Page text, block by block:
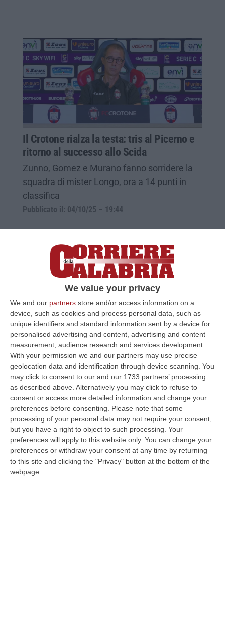
We value your privacy
We and our partners store and/or access information on a
device, such as cookies and process personal data, such as
unique identifiers and standard information sent by a device for
personalised advertising and content, advertising and content
measurement, audience research and services development.
With your permission we and our partners may use precise
geolocation data and identification through device scanning. You
may click to consent to our and our 1733 partners’ processing
as described above. Alternatively you may click to refuse to
consent or access more detailed information and change your
preferences before consenting.
Please note that some
processing of your personal data may not require your consent,
but you have a right to object to such processing. Your
preferences will apply to this website only. You can change your
preferences or withdraw your consent at any time by returning
to this site and clicking the "Privacy" button at the bottom of the
webpage.
Il Crotone rialza la testa: tris al Picerno e
ritorno al successo allo Scida
Zunno, Gomez e Murano fanno sorridere la
squadra di mister Longo, ora a 14 punti in
classifica
Pubblicato il: 04/10/25 – 19:44
Il Crotone non si ferma, exploit esterno
contro l’Atalanta Under 23
Vittoria pesante in trasferta e striscia positiva
che continua. Gomez ancora protagonista
Pubblicato il: 24/09/25 – 23:02